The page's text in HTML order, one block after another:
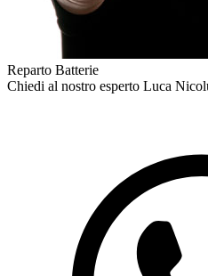
Reparto Batterie
Chiedi al nostro esperto Luca